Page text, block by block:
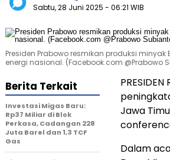
Sabtu, 28 Juni 2025 - 06:21 WIB
Presiden Prabowo resmikan produksi
energi nasional. (Facebook.com @Prabowo
Jawa
Dalam
Berita Terkait
Investasi Migas Baru:
Rp37 Miliar di Blok
Perkasa, Cadangan 228
Juta Barel dan 1,3 TCF
Gas